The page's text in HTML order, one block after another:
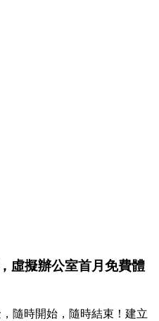
虛擬辦公室首月免費體
隨時開始，隨時結束！建立